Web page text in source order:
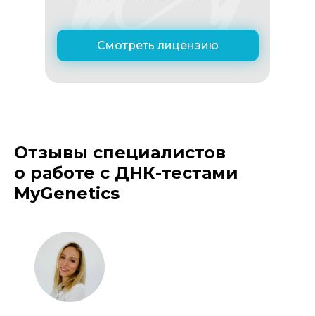
Смотреть лицензию
Отзывы специалистов
о работе с ДНК-тестами
MyGenetics